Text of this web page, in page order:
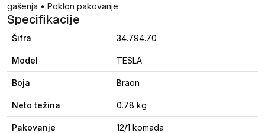
gašenja • Poklon pakovanje.
Specifikacije
Šifra 34.794.70
Model TESLA
Boja Braon
Neto težina 0.78 kg
Pakovanje 12/1 komada